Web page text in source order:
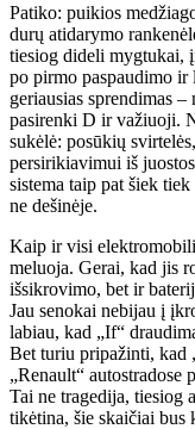
Patiko: puikios
durų atidarymo
tiesiog dideli mygtukai,
po pirmo paspaudimo ir
geriausias sprendimas
pasirenki D ir važiuoji.
sukėlė: posūkių
persirikiavimui iš
sistema taip pat šiek
ne dešinėje.
Kaip ir visi
meluoja. Gerai, kad jis
išsikrovimo, bet ir
Jau senokai nebijau į
labiau, kad „If“
Bet turiu pripažinti, kad
„Renault“
Tai ne tragedija, tiesiog
tikėtina, šie skaičiai bus